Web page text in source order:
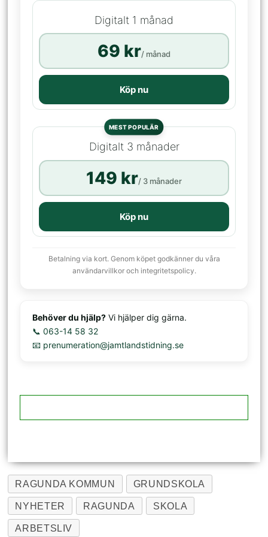
Digitalt 1 månad
69 kr/ månad
Köp nu
MEST POPULÄR
Digitalt 3 månader
149 kr/ 3 månader
Köp nu
Betalning via kort. Genom köpet godkänner du våra
användarvillkor och integritetspolicy.
Behöver du hjälp? Vi hjälper dig gärna.
📞 063-14 58 32
📧 prenumeration@jamtlandstidning.se
RAGUNDA KOMMUN GRUNDSKOLA
NYHETER RAGUNDA SKOLA
ARBETSLIV